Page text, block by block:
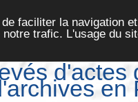
faciliter la navigation
trafic. L'usage du
d'actes
en